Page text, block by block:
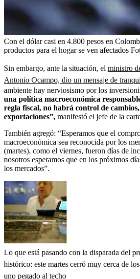
Con el dólar casi en 4.800 pesos en
productos para el hogar se ven afectados
Sin embargo, ante la situación, el ministro
Antonio Ocampo, dio un mensaje de
ambiente hay nerviosismo por los
una política macroeconómica
regla fiscal, no habrá control de
exportaciones”, manifestó el jefe de la
También agregó: “Esperamos que el
macroeconómica sea reconocida por los
(martes), como el viernes, fueron días de
nosotros esperamos que en los próximos
los mercados”.
Lo que está pasando con la disparada del
histórico: este martes cerró muy cerca de
uno pegado al techo